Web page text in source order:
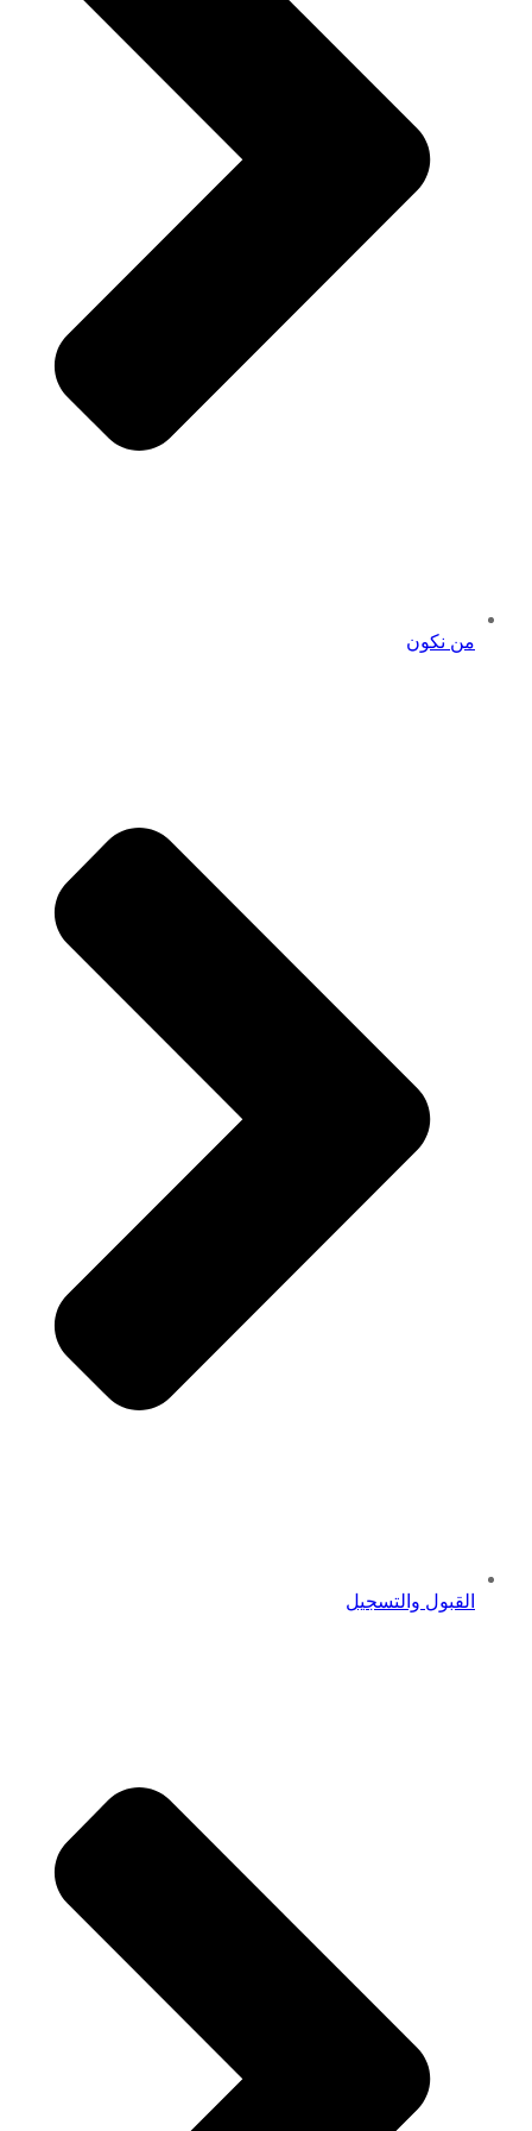
من نكون
القبول والتسجيل